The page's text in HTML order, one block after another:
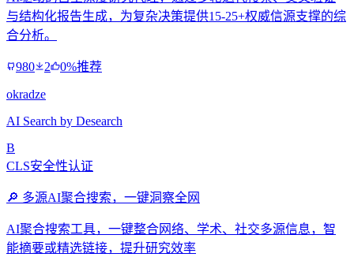
与结构化报告生成，为复杂决策提供15-25+权威信源支撑的综
合分析。
980 2 0%推荐
okradze
AI Search by Desearch
B
CLS安全性认证
🔎 多源AI聚合搜索，一键洞察全网
AI聚合搜索工具，一键整合网络、学术、社交多源信息，智
能摘要或精选链接，提升研究效率